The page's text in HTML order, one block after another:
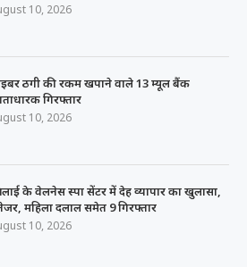
10, 2026
ठगी की रकम खपाने वाले 13 म्यूल बैंक
गिरफ्तार
10, 2026
के वेलनेस स्पा सेंटर में देह व्यापार का खुलासा,
महिला दलाल समेत 9 गिरफ्तार
10, 2026